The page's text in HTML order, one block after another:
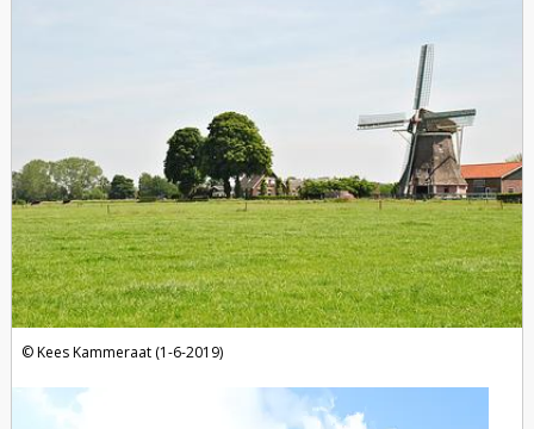
Kees Kammeraat (1-6-2019)